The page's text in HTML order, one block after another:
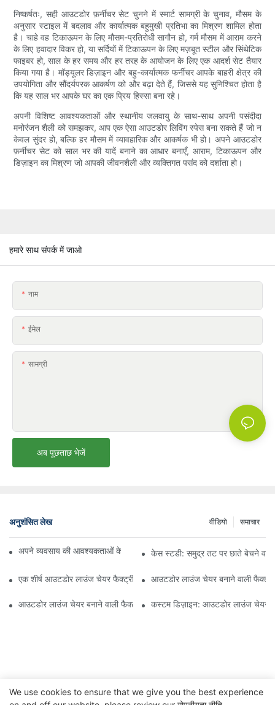
निष्कर्षतः, सही आउटडोर फ़र्नीचर सेट चुनने में स्मार्ट सामग्री के चुनाव, मौसम के
अनुसार स्टाइल में बदलाव और कार्यात्मक बहुमुखी प्रतिभा का मिश्रण शामिल होता
है। चाहे वह टिकाऊपन के लिए मौसम-प्रतिरोधी सागौन हो, गर्म मौसम में आराम करने
के लिए हवादार विकर हो, या सर्दियों में टिकाऊपन के लिए मज़बूत स्टील और सिंथेटिक
फाइबर हो, साल के हर समय और हर तरह के आयोजन के लिए एक आदर्श सेट तैयार
किया गया है। मॉड्यूलर डिज़ाइन और बहु-कार्यात्मक फर्नीचर आपके बाहरी क्षेत्र की
उपयोगिता और सौंदर्यपरक आकर्षण को और बढ़ा देते हैं, जिससे यह सुनिश्चित होता है
कि यह साल भर आपके घर का एक प्रिय हिस्सा बना रहे।
अपनी विशिष्ट आवश्यकताओं और स्थानीय जलवायु के साथ-साथ अपनी पसंदीदा
मनोरंजन शैली को समझकर, आप एक ऐसा आउटडोर लिविंग स्पेस बना सकते हैं जो न
केवल सुंदर हो, बल्कि हर मौसम में व्यावहारिक और आकर्षक भी हो। अपने आउटडोर
फ़र्नीचर सेट को साल भर की यादें बनाने का आधार बनाएँ, आराम, टिकाऊपन और
डिज़ाइन का मिश्रण जो आपकी जीवनशैली और व्यक्तिगत पसंद को दर्शाता हो।
हमारे साथ संपर्क में जाओ
नाम
ईमेल
सामग्री
अब पूछताछ भेजें
अनुशंसित लेख समाचार
वीडियो
अपने व्यवसाय की आवश्यकताओं के लिए सही बीच अम्ब्रेला वितरक ढूँढना
केस स्टडी: समुद्र तट पर छाते बेचने
एक शीर्ष आउटडोर लाउंज चेयर फैक्ट्री से क्या उम्मीद करेंआउटडोर लाउंज चेयर बनाने वाली
आउटडोर लाउंज चेयर बनाने वाली फैक्ट्री की गुणवत्ता का मूल्यांकन कैसे करें
कस्टम डिज़ाइन: आउटडोर लाउंज चेयर
We use cookies to ensure that we give you the best experience